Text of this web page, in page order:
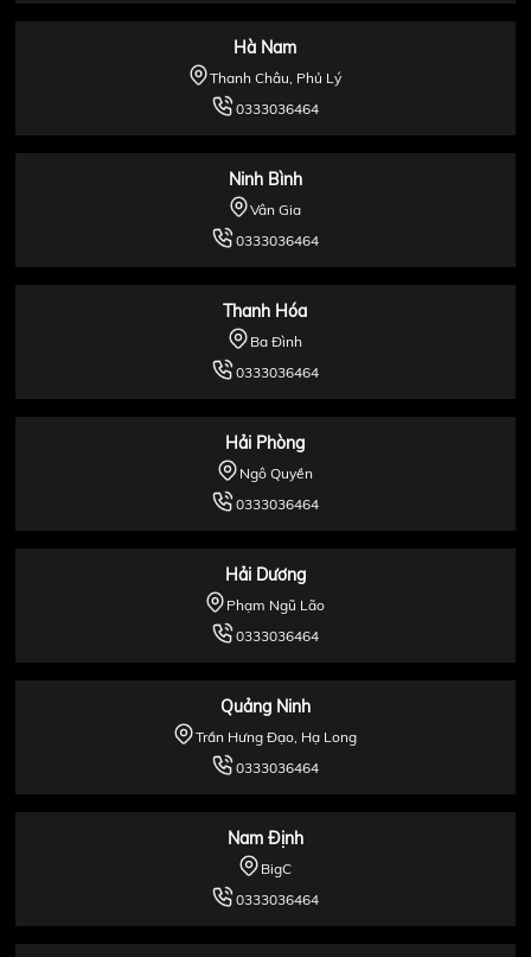
Hà Nam
Thanh Châu, Phủ Lý
0333036464
Ninh Bình
Vân Gia
0333036464
Thanh Hóa
Ba Đình
0333036464
Hải Phòng
Ngô Quyền
0333036464
Hải Dương
Phạm Ngũ Lão
0333036464
Quảng Ninh
Trần Hưng Đạo, Hạ Long
0333036464
Nam Định
BigC
0333036464